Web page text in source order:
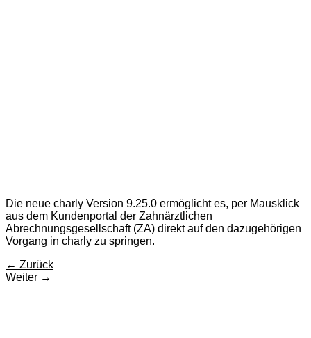
Die neue charly Version 9.25.0 ermöglicht es, per Mausklick
aus dem Kundenportal der Zahnärztlichen
Abrechnungsgesellschaft (ZA) direkt auf den dazugehörigen
Vorgang in charly zu springen.
← Zurück
Weiter →